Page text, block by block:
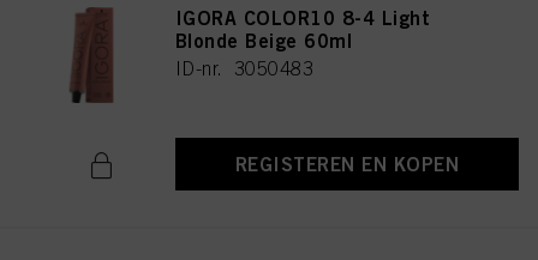
IGORA COLOR10 8-4 Light
Blonde Beige 60ml
ID-nr. 3050483
REGISTEREN EN KOPEN